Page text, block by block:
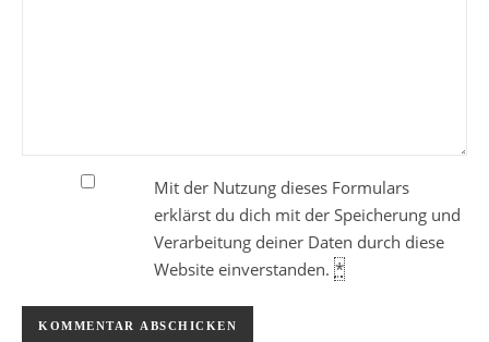
Mit der Nutzung dieses Formulars
erklärst du dich mit der Speicherung und
Verarbeitung deiner Daten durch diese
Website einverstanden. *